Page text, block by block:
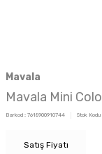
Mavala
Mavala Mini
Barkod : 7618900910744 Stok Kodu
Satış Fiyatı